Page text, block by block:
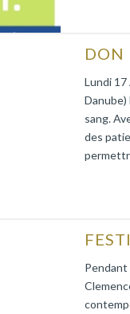
DON
Lundi 17
sang.
des
Pendant